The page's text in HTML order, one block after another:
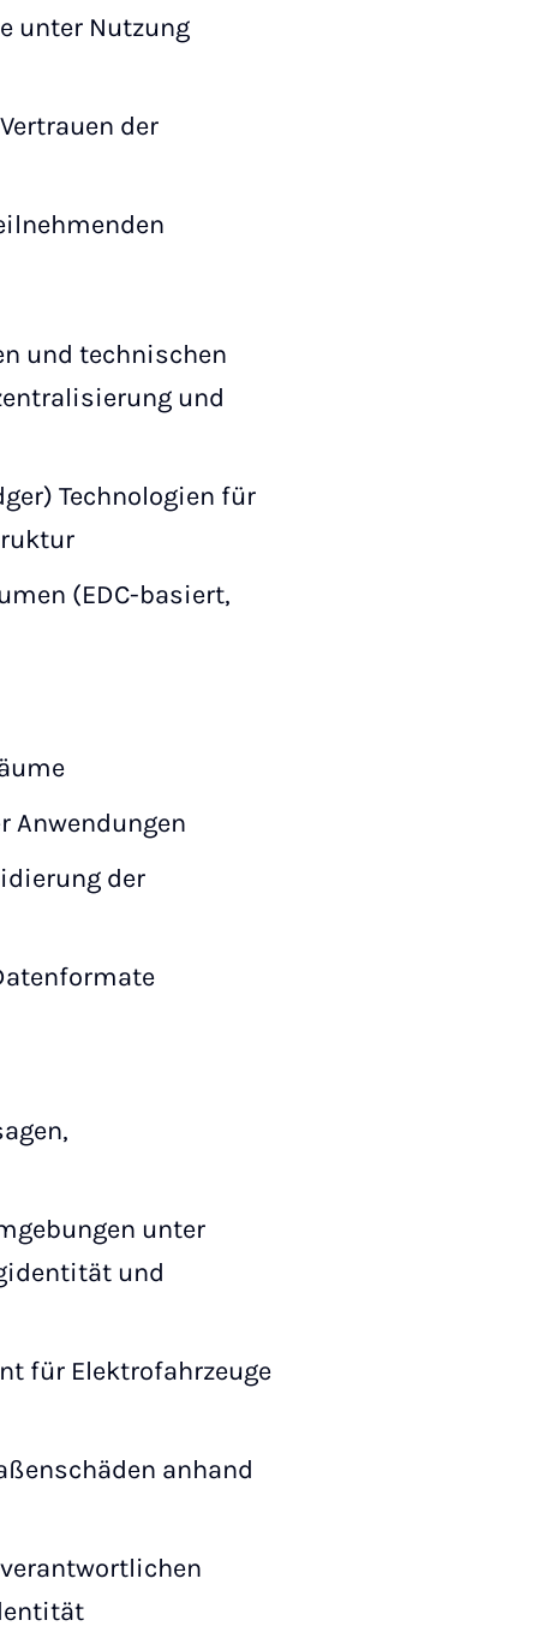
unter Nutzung
der
und technischen
und
Technologien für
(EDC-basiert,
Anwendungen
der
unter
und
für Elektrofahrzeuge
anhand